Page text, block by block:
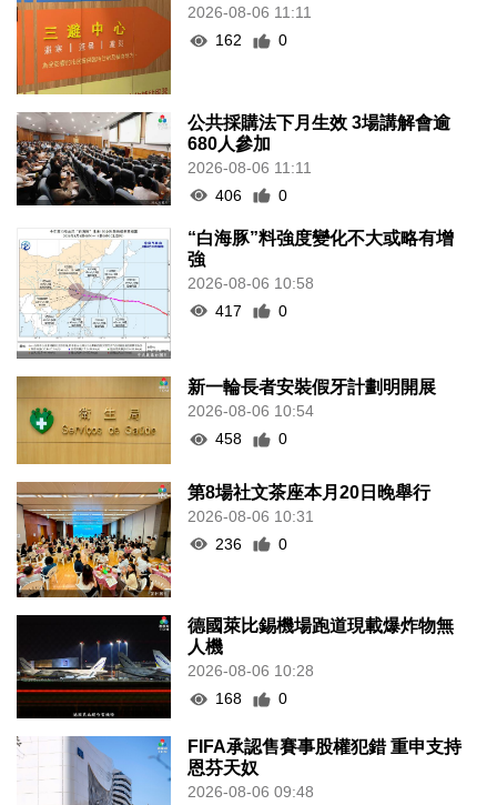
2026-08-06 11:11
162
0
公共採購法下月生效 3場講解會逾
680人參加
2026-08-06 11:11
406
0
“白海豚”料強度變化不大或略有增
強
2026-08-06 10:58
417
0
新一輪長者安裝假牙計劃明開展
2026-08-06 10:54
458
0
第8場社文茶座本月20日晚舉行
2026-08-06 10:31
236
0
德國萊比錫機場跑道現載爆炸物無
人機
2026-08-06 10:28
168
0
FIFA承認售賽事股權犯錯 重申支持
恩芬天奴
2026-08-06 09:48